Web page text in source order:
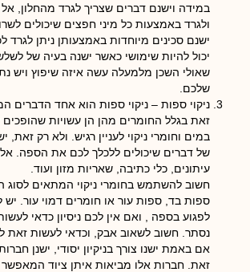
במידה וישנם דברים שצריך לגרד מהחלון,
ולגרד באמצעות כל מיני חפצים שיכולים
ישנם סכינים מיוחדות באמצעותן ניתן לגרד
יכול להיות שימושי כאשר ישנה בעיה של
שאולי השכן מלמעלה עשה איזה שיפוץ ויש
שלכם.
ניקוי ספות – ניקוי ספות הוא אחד הדברים
זאת בגלל החומרים מהן הן עשויות
במים וחומרי ניקוי לעניין רגיש. ולא רק זאת,
של דברים שיכולים ללכלך לכם את הספה.
עיתונים, כלי כתיבה, שאריות מזון ועוד.
חשוב להשתמש בחומרי ניקוי המתאים לסוג
ספות בד, ספות עור או חומרים דמוי עור. יש
לפגוע בספה , ואם אין לכם ניסיון כדאי
נסתר. חשוב לשאוב אבק, וכדאי לעשות זאת
אם באמת ישנו צורך בניקיון יסודי, ישנן
זאת. חברות אלו מביאות איתן ציוד המאפשר